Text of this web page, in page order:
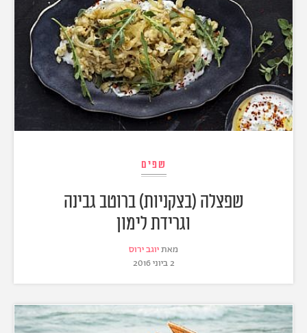
שפים
שפצלה (בצקניות) ברוטב גבינה
וגרידת לימון
מאתיוגב ירוס
2 ביוני 2016